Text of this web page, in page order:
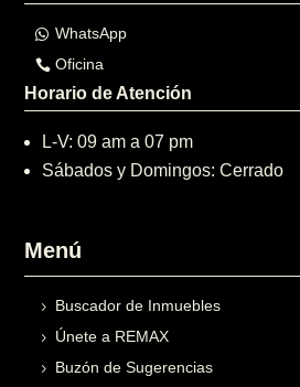
WhatsApp
Oficina
Horario de Atención
L-V: 09 am a 07 pm
Sábados y Domingos: Cerrado
Menú
Buscador de Inmuebles
Únete a REMAX
Buzón de Sugerencias